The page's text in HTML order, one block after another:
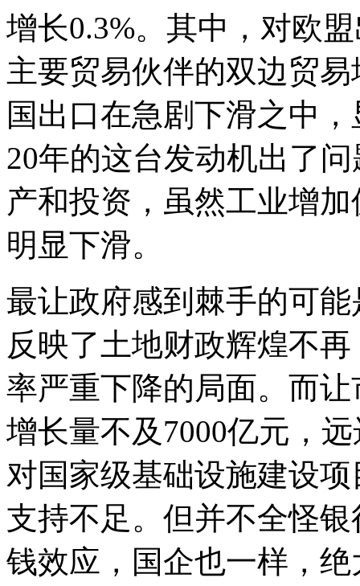
增长0.3%。其中，对欧
主要贸易伙伴的双边贸
国出口在急剧下滑之中
20年的这台发动机出了
产和投资，虽然工业增
明显下滑。
最让政府感到棘手的可
反映了土地财政辉煌不
率严重下降的局面。而
增长量不及7000亿元，
对国家级基础设施建设
支持不足。但并不全怪
钱效应，国企也一样，